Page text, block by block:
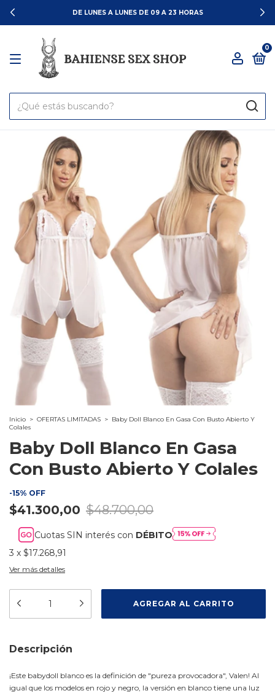
DE LUNES A LUNES DE 09 A 23 HORAS
0
Inicio > OFERTAS LIMITADAS > Baby Doll Blanco En Gasa Con Busto Abierto Y
Colales
Baby Doll Blanco En Gasa
Con Busto Abierto Y Colales
-15% OFF
$41.300,00 $48.700,00
Cuotas SIN interés con DÉBITO
3 x $17.268,91
Ver más detalles
Descripción
¡Este babydoll blanco es la definición de "pureza provocadora", Valen! Al
igual que los modelos en rojo y negro, la versión en blanco tiene una luz